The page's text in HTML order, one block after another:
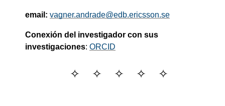
email: vagner.andrade@edb.ericsson.se
Conexión del investigador con sus
investigaciones: ORCID